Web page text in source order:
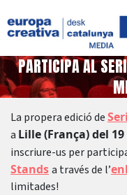
PARTICIPA AL
La propera edició de
a Lille (França) del
inscriure-us per
Standsa través de l’
limitades!